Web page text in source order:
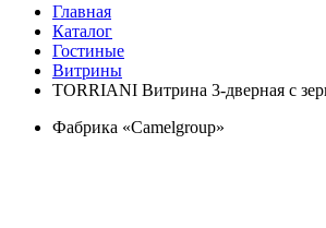
Главная
Каталог
Гостиные
Витрины
TORRIANI Витрина 3-дверная с
Фабрика «Camelgroup»